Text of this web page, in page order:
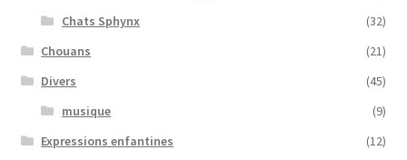
Chats Sphynx
(32)
Chouans
(21)
Divers
(45)
musique
(9)
Expressions enfantines
(12)